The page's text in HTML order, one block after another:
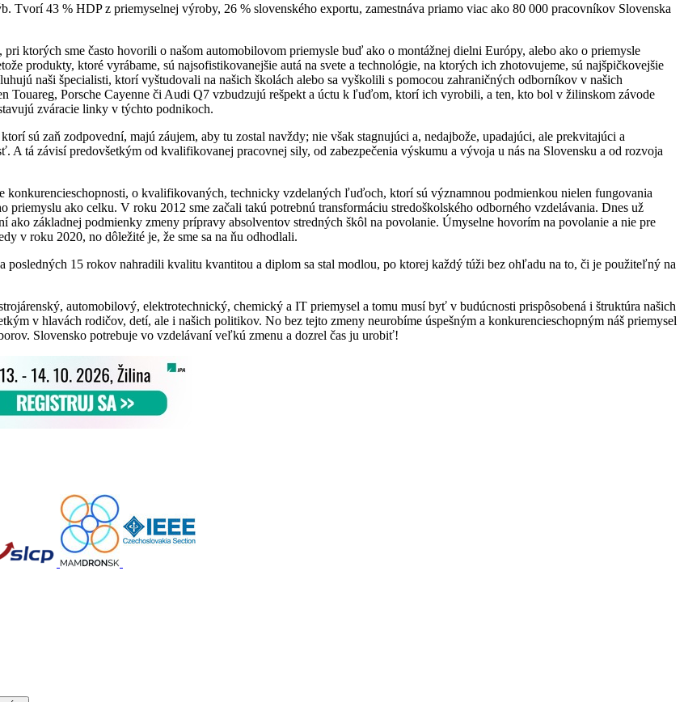
43 % HDP z priemyselnej výroby, 26 % slovenského exportu, zamestnáva priamo viac ako 80 000 pracovníkov Slovenska
ktorých sme často hovorili o našom automobilovom priemysle buď ako o montážnej dielni Európy, alebo ako o priemysle
produkty, ktoré vyrábame, sú najsofistikovanejšie autá na svete a technológie, na ktorých ich zhotovujeme, sú najšpičkovejšie
naši špecialisti, ktorí vyštudovali na našich školách alebo sa vyškolili s pomocou zahraničných odborníkov v našich
Touareg, Porsche Cayenne či Audi Q7 vzbudzujú rešpekt a úctu k ľuďom, ktorí ich vyrobili, a ten, kto bol v žilinskom závode
zváracie linky v týchto podnikoch.
sú zaň zodpovední, majú záujem, aby tu zostal navždy; nie však stagnujúci a, nedajbože, upadajúci, ale prekvitajúci a
tá závisí predovšetkým od kvalifikovanej pracovnej sily, od zabezpečenia výskumu a vývoja u nás na Slovensku a od rozvoja
o kvalifikovaných, technicky vzdelaných ľuďoch, ktorí sú významnou podmienkou nielen fungovania
ako celku. V roku 2012 sme začali takú potrebnú transformáciu stredoškolského odborného vzdelávania. Dnes už
základnej podmienky zmeny prípravy absolventov stredných škôl na povolanie. Úmyselne hovorím na povolanie a nie pre
v roku 2020, no dôležité je, že sme sa na ňu odhodlali.
posledných 15 rokov nahradili kvalitu kvantitou a diplom sa stal modlou, po ktorej každý túži bez ohľadu na to, či je použiteľný na
automobilový, elektrotechnický, chemický a IT priemysel a tomu musí byť v budúcnosti prispôsobená i štruktúra našich
v hlavách rodičov, detí, ale i našich politikov. No bez tejto zmeny neurobíme úspešným a konkurencieschopným náš priemysel
Slovensko potrebuje vo vzdelávaní veľkú zmenu a dozrel čas ju urobiť!